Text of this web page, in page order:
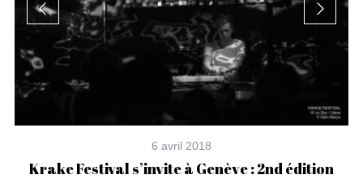
6 avril 2018
Krake Festival s’invite à Genève : 2nd édition